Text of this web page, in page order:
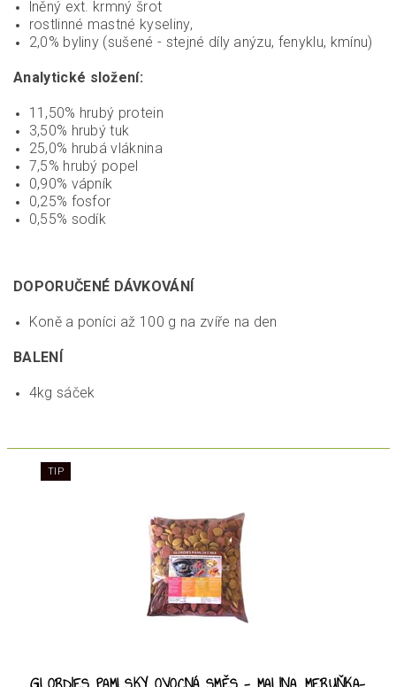
lněný ext. krmný šrot
rostlinné mastné kyseliny,
2,0% byliny (sušené - stejné díly anýzu, fenyklu, kmínu)
Analytické složení:
11,50% hrubý protein
3,50% hrubý tuk
25,0% hrubá vláknina
7,5% hrubý popel
0,90% vápník
0,25% fosfor
0,55% sodík
DOPORUČENÉ DÁVKOVÁNÍ
Koně a poníci až 100 g na zvíře na den
BALENÍ
4kg sáček
TIP